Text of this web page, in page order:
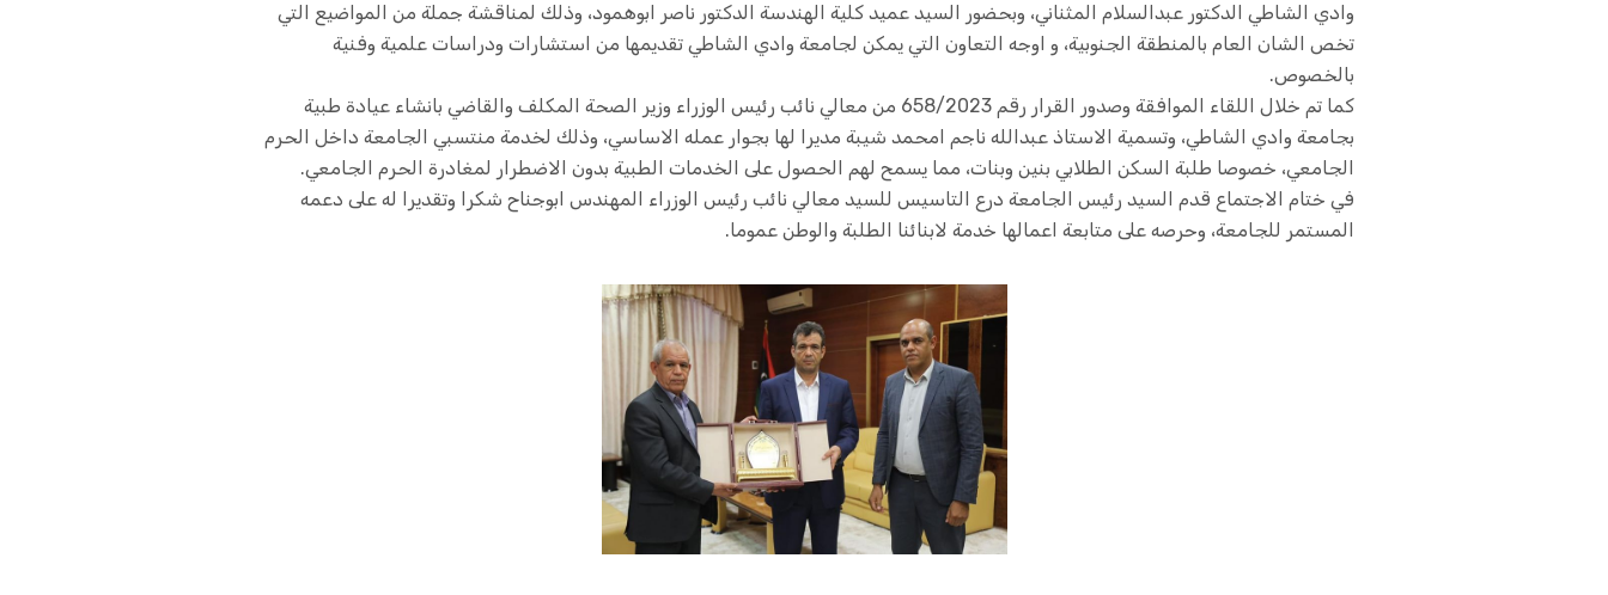
وادي الشاطي الدكتور عبدالسلام المثناني، وبحضور السيد عميد كلية الهندسة الدكتور ناصر ابوهمود، وذلك لمناقشة جملة من المواضيع التي
تخص الشان العام بالمنطقة الجنوبية، و اوجه التعاون التي يمكن لجامعة وادي الشاطي تقديمها من استشارات ودراسات علمية وفنية
بالخصوص.
كما تم خلال اللقاء الموافقة وصدور القرار رقم 658/2023 من معالي نائب رئيس الوزراء وزير الصحة المكلف والقاضي بانشاء عيادة طبية
بجامعة وادي الشاطي، وتسمية الاستاذ عبدالله ناجم امحمد شيبة مديرا لها بجوار عمله الاساسي، وذلك لخدمة منتسبي الجامعة داخل الحرم
الجامعي، خصوصا طلبة السكن الطلابي بنين وبنات، مما يسمح لهم الحصول على الخدمات الطبية بدون الاضطرار لمغادرة الحرم الجامعي.
في ختام الاجتماع قدم السيد رئيس الجامعة درع التاسيس للسيد معالي نائب رئيس الوزراء المهندس ابوجناح شكرا وتقديرا له على دعمه
المستمر للجامعة، وحرصه على متابعة اعمالها خدمة لابنائنا الطلبة والوطن عموما.